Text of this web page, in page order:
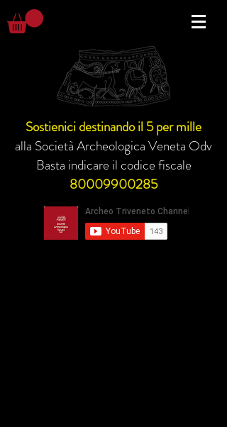
Sostienici destinando il 5 per mille
alla Società Archeologica Veneta Odv
Basta indicare il codice fiscale
80009900285